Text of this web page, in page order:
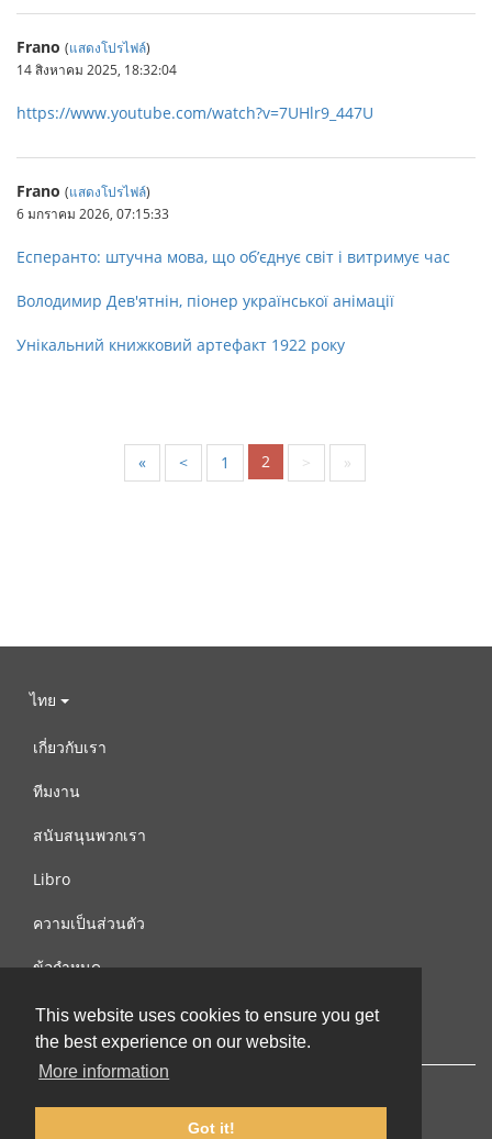
This website uses cookies to ensure you get
the best experience on our website.
More information
Got it!
Frano (แสดงโปรไฟล์)
14 สิงหาคม 2025, 18:32:04
https://www.youtube.com/watch?v=7UHlr9_447U
Frano (แสดงโปรไฟล์)
6 มกราคม 2026, 07:15:33
Есперанто: штучна мова, що об’єднує світ і витримує час
Володимир Дев'ятнін, піонер української анімації
Унікальний книжковий артефакт 1922 року
« < 1 2 > »
ไทย
เกี่ยวกับเรา
ทีมงาน
สนับสนุนพวกเรา
Libro
ความเป็นส่วนตัว
ข้อกำหนด
ติดต่อเรา